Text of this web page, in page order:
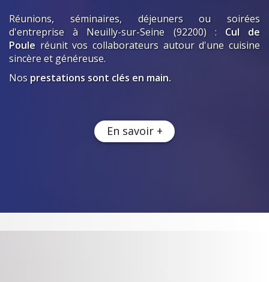
Réunions, séminaires, déjeuners ou soirées
d'entrepriseà Neuilly-sur-Seine (92200): Cul de
Poule réunit vos collaborateurs autour d'une cuisine
sincère et généreuse.
Nos prestations sont clés en main.
En savoir +